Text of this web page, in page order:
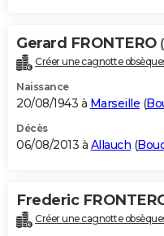
Gerard FRONTERO
Créer une cagnotte
Naissance
20/08/1943 à Marseille (
Décès
06/08/2013 à Allauch (
Frederic
Créer une cagnotte